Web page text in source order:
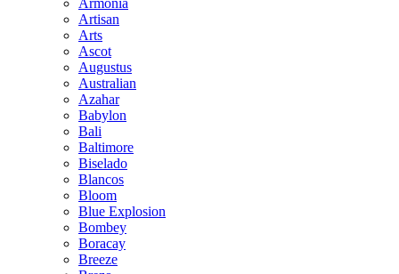
Armonia
Artisan
Arts
Ascot
Augustus
Australian
Azahar
Babylon
Bali
Baltimore
Biselado
Blancos
Bloom
Blue Explosion
Bombey
Boracay
Breeze